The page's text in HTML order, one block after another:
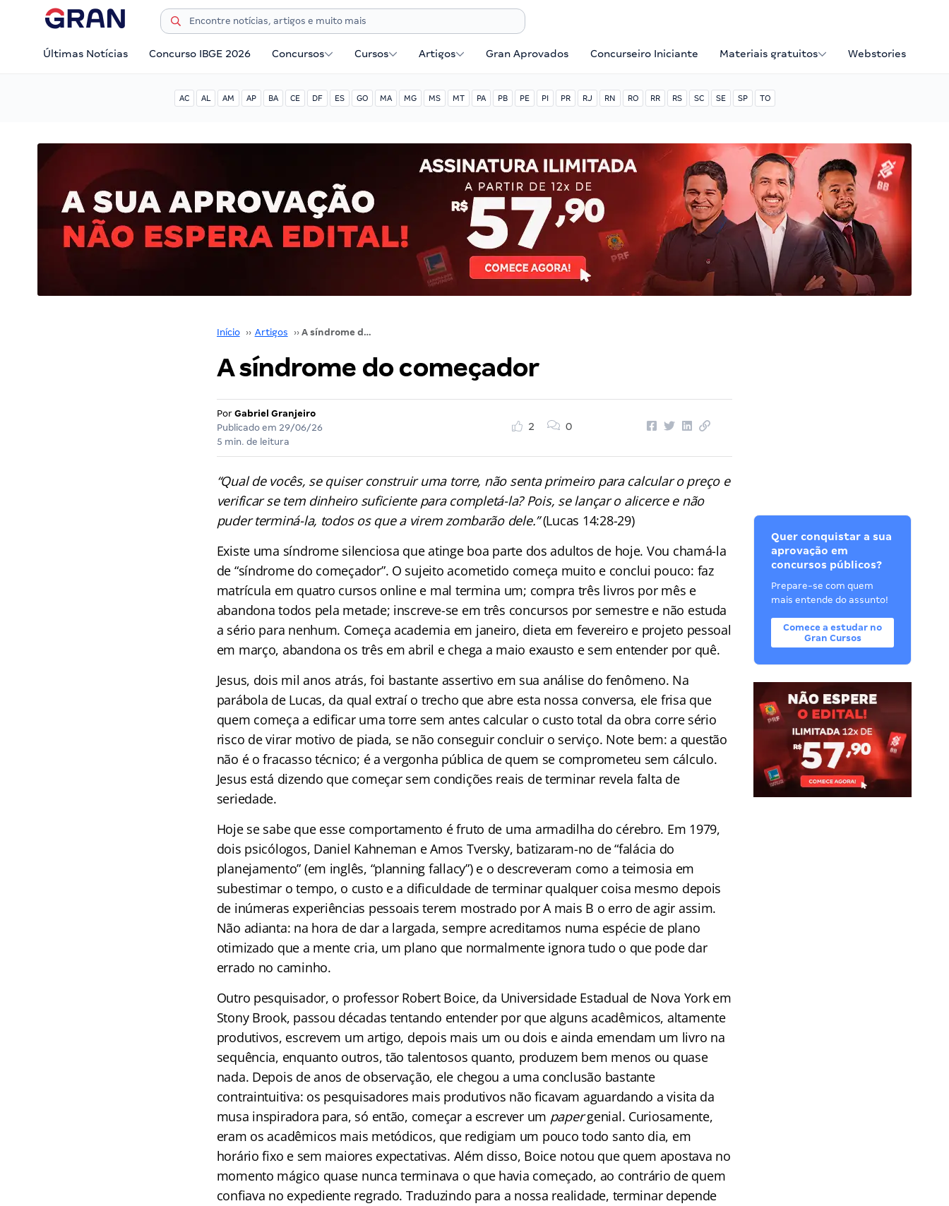
Últimas Notícias Concurso IBGE 2026 Concursos Cursos Artigos Gran Aprovados Concurseiro Iniciante Materiais gratuitos Webstories
AC AL AM AP BA CE DF ES GO MA MG MS MT PA PB PE PI PR RJ RN RO RR RS SC SE SP TO
Início ›› Artigos ›› A síndrome do começador
A síndrome do começador
Por Gabriel Granjeiro
Publicado em 29/06/26
5 min. de leitura
2 0
“Qual de vocês, se quiser construir uma torre, não senta primeiro para calcular o preço e
verificar se tem dinheiro suficiente para completá-la? Pois, se lançar o alicerce e não
puder terminá-la, todos os que a virem zombarão dele.”(Lucas 14:28-29)
Existe uma síndrome silenciosa que atinge boa parte dos adultos de hoje. Vou chamá-la
de “síndrome do começador”. O sujeito acometido começa muito e conclui pouco: faz
matrícula em quatro cursos online e mal termina um; compra três livros por mês e
abandona todos pela metade; inscreve-se em três concursos por semestre e não estuda
a sério para nenhum. Começa academia em janeiro, dieta em fevereiro e projeto pessoal
em março, abandona os três em abril e chega a maio exausto e sem entender por quê.
Jesus, dois mil anos atrás, foi bastante assertivo em sua análise do fenômeno. Na
parábola de Lucas, da qual extraí o trecho que abre esta nossa conversa, ele frisa que
quem começa a edificar uma torre sem antes calcular o custo total da obra corre sério
risco de virar motivo de piada, se não conseguir concluir o serviço. Note bem: a questão
não é o fracasso técnico; é a vergonha pública de quem se comprometeu sem cálculo.
Jesus está dizendo que começar sem condições reais de terminar revela falta de
seriedade.
Hoje se sabe que esse comportamento é fruto de uma armadilha do cérebro. Em 1979,
dois psicólogos, Daniel Kahneman e Amos Tversky, batizaram-no de “falácia do
planejamento” (em inglês, “planning fallacy”) e o descreveram como a teimosia em
subestimar o tempo, o custo e a dificuldade de terminar qualquer coisa mesmo depois
de inúmeras experiências pessoais terem mostrado por A mais B o erro de agir assim.
Não adianta: na hora de dar a largada, sempre acreditamos numa espécie de plano
otimizado que a mente cria, um plano que normalmente ignora tudo o que pode dar
errado no caminho.
Outro pesquisador, o professor Robert Boice, da Universidade Estadual de Nova York em
Stony Brook, passou décadas tentando entender por que alguns acadêmicos, altamente
produtivos, escrevem um artigo, depois mais um ou dois e ainda emendam um livro na
sequência, enquanto outros, tão talentosos quanto, produzem bem menos ou quase
nada. Depois de anos de observação, ele chegou a uma conclusão bastante
contraintuitiva: os pesquisadores mais produtivos não ficavam aguardando a visita da
musa inspiradora para, só então, começar a escrever um papergenial. Curiosamente,
eram os acadêmicos mais metódicos, que redigiam um pouco todo santo dia, em
horário fixo e sem maiores expectativas. Além disso, Boice notou que quem apostava no
momento mágico quase nunca terminava o que havia começado, ao contrário de quem
confiava no expediente regrado. Traduzindo para a nossa realidade, terminar depende
Quer conquistar a sua
aprovação em
concursos públicos?
Prepare-se com quem
mais entende do assunto!
Comece a estudar no
Gran Cursos